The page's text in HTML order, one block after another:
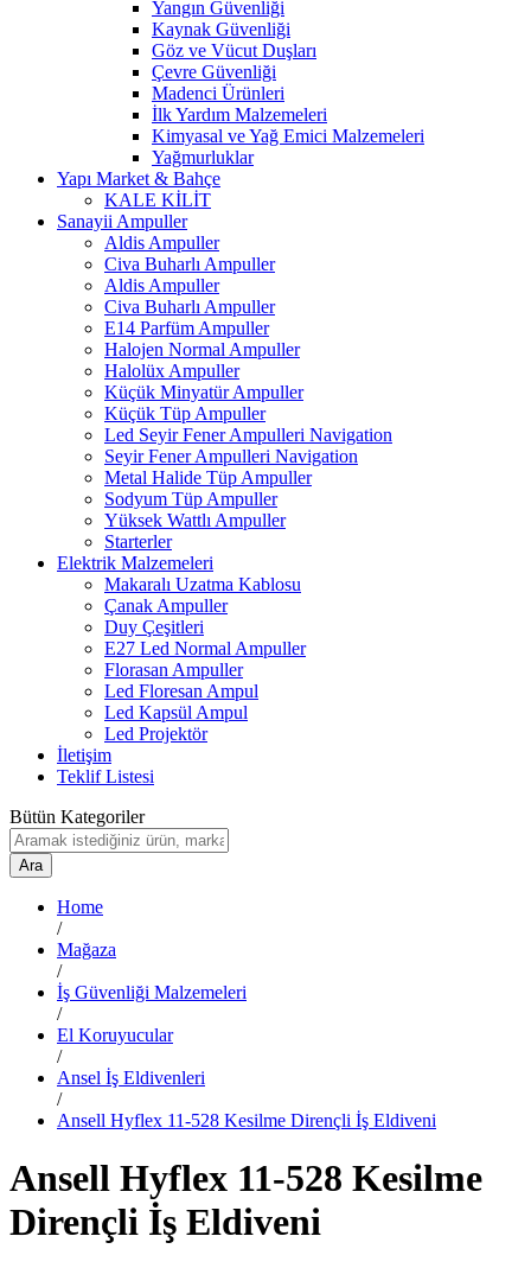
Yangın Güvenliği
Kaynak Güvenliği
Göz ve Vücut Duşları
Çevre Güvenliği
Madenci Ürünleri
İlk Yardım Malzemeleri
Kimyasal ve Yağ Emici Malzemeleri
Yağmurluklar
Yapı Market & Bahçe
KALE KİLİT
Sanayii Ampuller
Aldis Ampuller
Civa Buharlı Ampuller
Aldis Ampuller
Civa Buharlı Ampuller
E14 Parfüm Ampuller
Halojen Normal Ampuller
Halolüx Ampuller
Küçük Minyatür Ampuller
Küçük Tüp Ampuller
Led Seyir Fener Ampulleri Navigation
Seyir Fener Ampulleri Navigation
Metal Halide Tüp Ampuller
Sodyum Tüp Ampuller
Yüksek Wattlı Ampuller
Starterler
Elektrik Malzemeleri
Makaralı Uzatma Kablosu
Çanak Ampuller
Duy Çeşitleri
E27 Led Normal Ampuller
Florasan Ampuller
Led Floresan Ampul
Led Kapsül Ampul
Led Projektör
İletişim
Teklif Listesi
Bütün Kategoriler
Ara
Home
/
Mağaza
/
İş Güvenliği Malzemeleri
/
El Koruyucular
/
Ansel İş Eldivenleri
/
Ansell Hyflex 11-528 Kesilme Dirençli İş Eldiveni
Ansell Hyflex 11-528 Kesilme
Dirençli İş Eldiveni